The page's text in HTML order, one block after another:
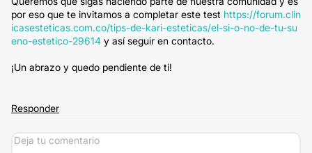
por eso que te invitamos a completar este test https://forum.clin
icasesteticas.com.co/tips-de-kari-esteticas/el-si-o-no-de-tu-su
eno-estetico-29614 y así seguir en contacto.
¡Un abrazo y quedo pendiente de ti!
Responder